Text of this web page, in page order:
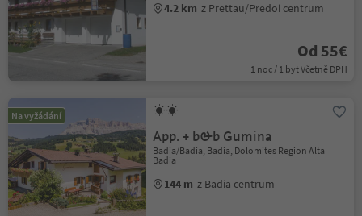
4.2 km z Prettau/Predoi centrum
Od 55€
1 noc / 1 byt Včetně DPH
Na vyžádání
App. + b&b Gumina
Badia/Badia, Badia, Dolomites Region Alta
Badia
144 m z Badia centrum